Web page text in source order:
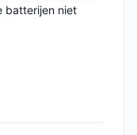
batterijen niet